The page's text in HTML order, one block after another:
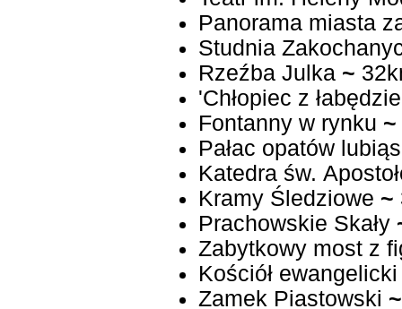
Panorama miasta
Studnia
Rzeźba Julka ~
'Chłopiec z
Fontanny w rynku ~
Pałac opatów
Katedra św.
Kramy Śledziowe ~
Prachowskie Skały
Zabytkowy most z
Kościół
Zamek Piastowski ~